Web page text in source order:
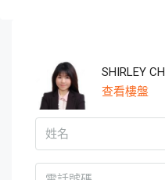
SHIRLEY
查看樓盤